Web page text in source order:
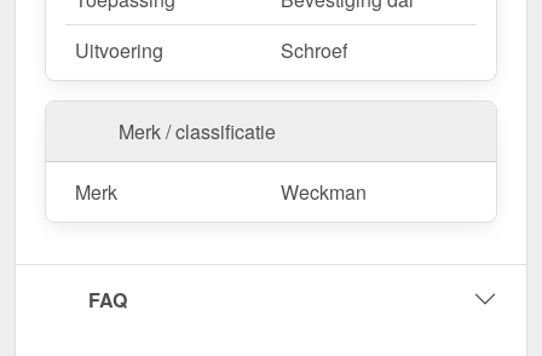
Uitvoering
Schroef
Merk / classificatie
Merk Weckman
FAQ